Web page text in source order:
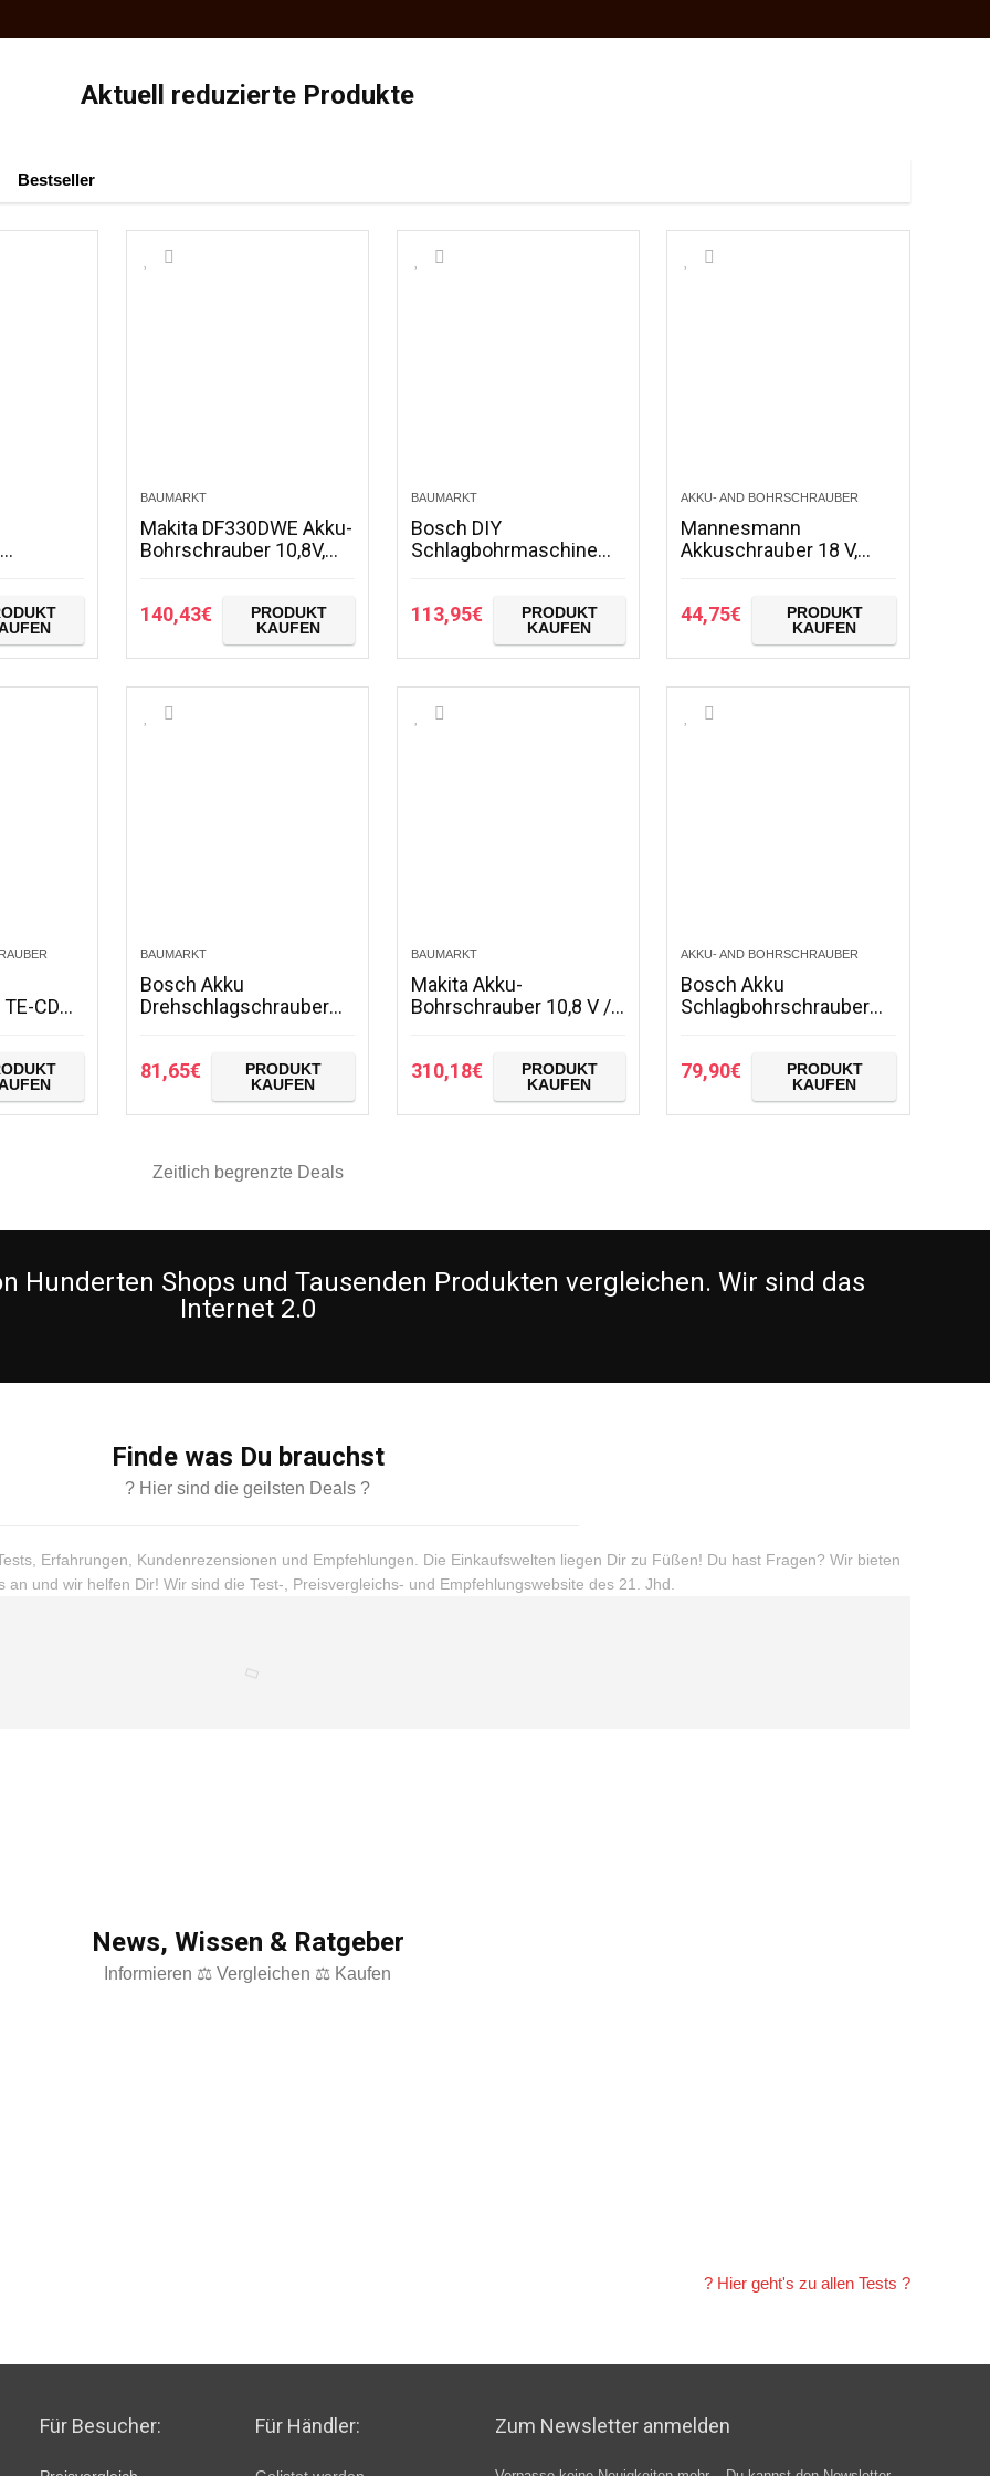
Aktuell reduzierte Produkte
Bestseller
BAUMARKT
Makita DF330DWE Akku-
Bohrschrauber 10,8V,
140,43€
PRODUKT
KAUFEN
BAUMARKT
Bosch DIY
Schlagbohrmaschine
(900 W, max. Bohr-Ø:
Holz: 40 mm, Beton: 18
mm…
113,95€
PRODUKT
KAUFEN
AKKU- AND BOHRSCHRAUBER
Mannesmann
Akkuschrauber 18 V,
M29800 + Mannesmann
Profi-Kombibohrersatz,
15…
44,75€
PRODUKT
KAUFEN
CD
V, 2
Licht…
BAUMARKT
Bosch Akku
Drehschlagschrauber
81,65€
PRODUKT
KAUFEN
BAUMARKT
Makita Akku-
Bohrschrauber 10,8 V /
DF331DSMJ
310,18€
PRODUKT
KAUFEN
AKKU- AND BOHRSCHRAUBER
Bosch Akku
Schlagbohrschrauber
bürstenloser Motor, im
79,90€
PRODUKT
KAUFEN
Zeitlich begrenzte Deals
Hunderten Shops und Tausenden Produkten vergleichen. Wir sind das
Internet 2.0
Finde was Du brauchst
? Hier sind die geilsten Deals ?
Erfahrungen, Kundenrezensionen und Empfehlungen. Die Einkaufswelten liegen Dir zu Füßen! Du hast Fragen? Wir bieten
an und wir helfen Dir! Wir sind die Test-, Preisvergleichs- und Empfehlungswebsite des 21. Jhd.
News, Wissen & Ratgeber
Informieren ⚖ Vergleichen ⚖ Kaufen
?️ Hier geht's zu allen Tests ?️
Für Besucher: Für Händler: Zum Newsletter anmelden